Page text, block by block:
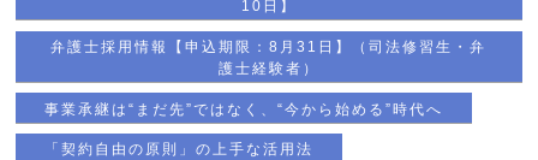
10日】
弁護士採用情報【申込期限：8月31日】（司法修習生・弁
護士経験者）
事業承継は“まだ先”ではなく、“今から始める”時代へ
「契約自由の原則」の上手な活用法